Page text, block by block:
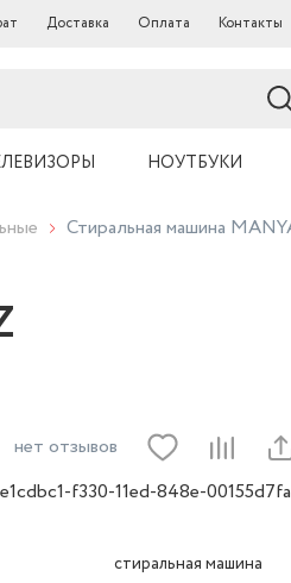
Доставка Оплата Контакты
НОУТБУКИ
Стиральная машина
нет отзывов
f330-11ed-848e-
стиральная машина